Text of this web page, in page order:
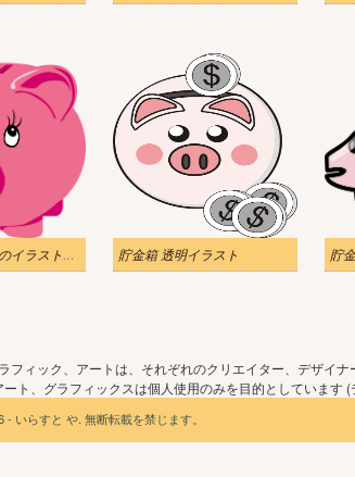
かわいい貯金箱のイラスト画像 貯金箱 透明イラスト
フィック、アートは、それぞれのクリエイター、デザイ
ト、グラフィックスは個人使用のみを目的としています
いらすと や. 無断転載を禁じます。